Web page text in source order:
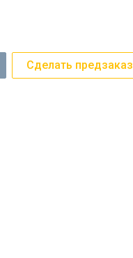
Сделать предзаказ